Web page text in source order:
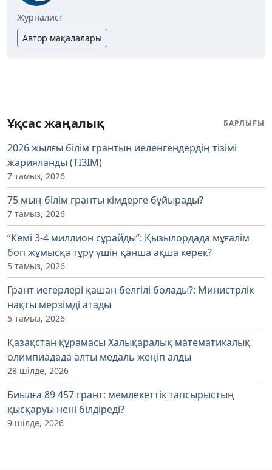
Журналист
Автор мақалалары
Ұқсас жаңалық БАРЛЫҒЫ
2026 жылғы білім грантын иеленгендердің тізімі
жарияланды (ТІЗІМ)
7 тамыз, 2026
75 мың білім гранты кімдерге бұйырады?
7 тамыз, 2026
“Кемі 3-4 миллион сұрайды”: Қызылордада мұғалім
боп жұмысқа тұру үшін қанша ақша керек?
5 тамыз, 2026
Грант иегерлері қашан белгілі болады?: Министрлік
нақты мерзімді атады
5 тамыз, 2026
Қазақстан құрамасы Халықаралық математикалық
олимпиадада алты медаль жеңіп алды
28 шілде, 2026
Биылға 89 457 грант: мемлекеттік тапсырыстың
қысқаруы нені білдіреді?
9 шілде, 2026